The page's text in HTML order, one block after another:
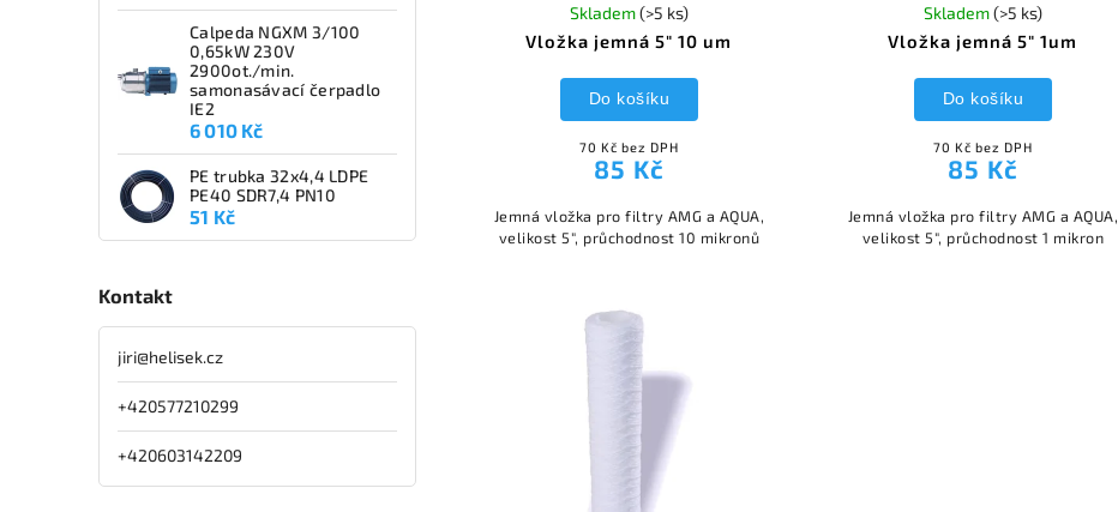
Calpeda NGXM 3/100
0,65kW 230V
2900ot./min.
samonasávací čerpadlo
IE2
6 010 Kč
PE trubka 32x4,4 LDPE
PE40 SDR7,4 PN10
51 Kč
Kontakt
jiri@helisek.cz
+420577210299
+420603142209
Vložka jemná 5" 10 um
Skladem(>5 ks)
70 Kč bez DPH
85 Kč
Do košíku
Jemná vložka pro filtry AMG a AQUA,
velikost 5", průchodnost 10 mikronů
Vložka jemná 5" 1um
Skladem(>5 ks)
70 Kč bez DPH
85 Kč
Do košíku
Jemná vložka pro filtry AMG a AQUA,
velikost 5", průchodnost 1 mikron